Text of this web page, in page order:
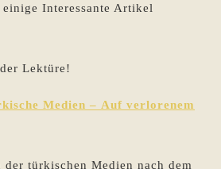
Interessante Artikel
Lektüre!
Medien – Auf verlorenem
türkischen Medien nach dem